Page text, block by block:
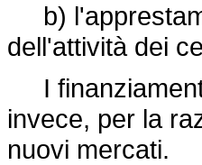
b)
dell'attività dei
I
invece, per la
nuovi mercati.